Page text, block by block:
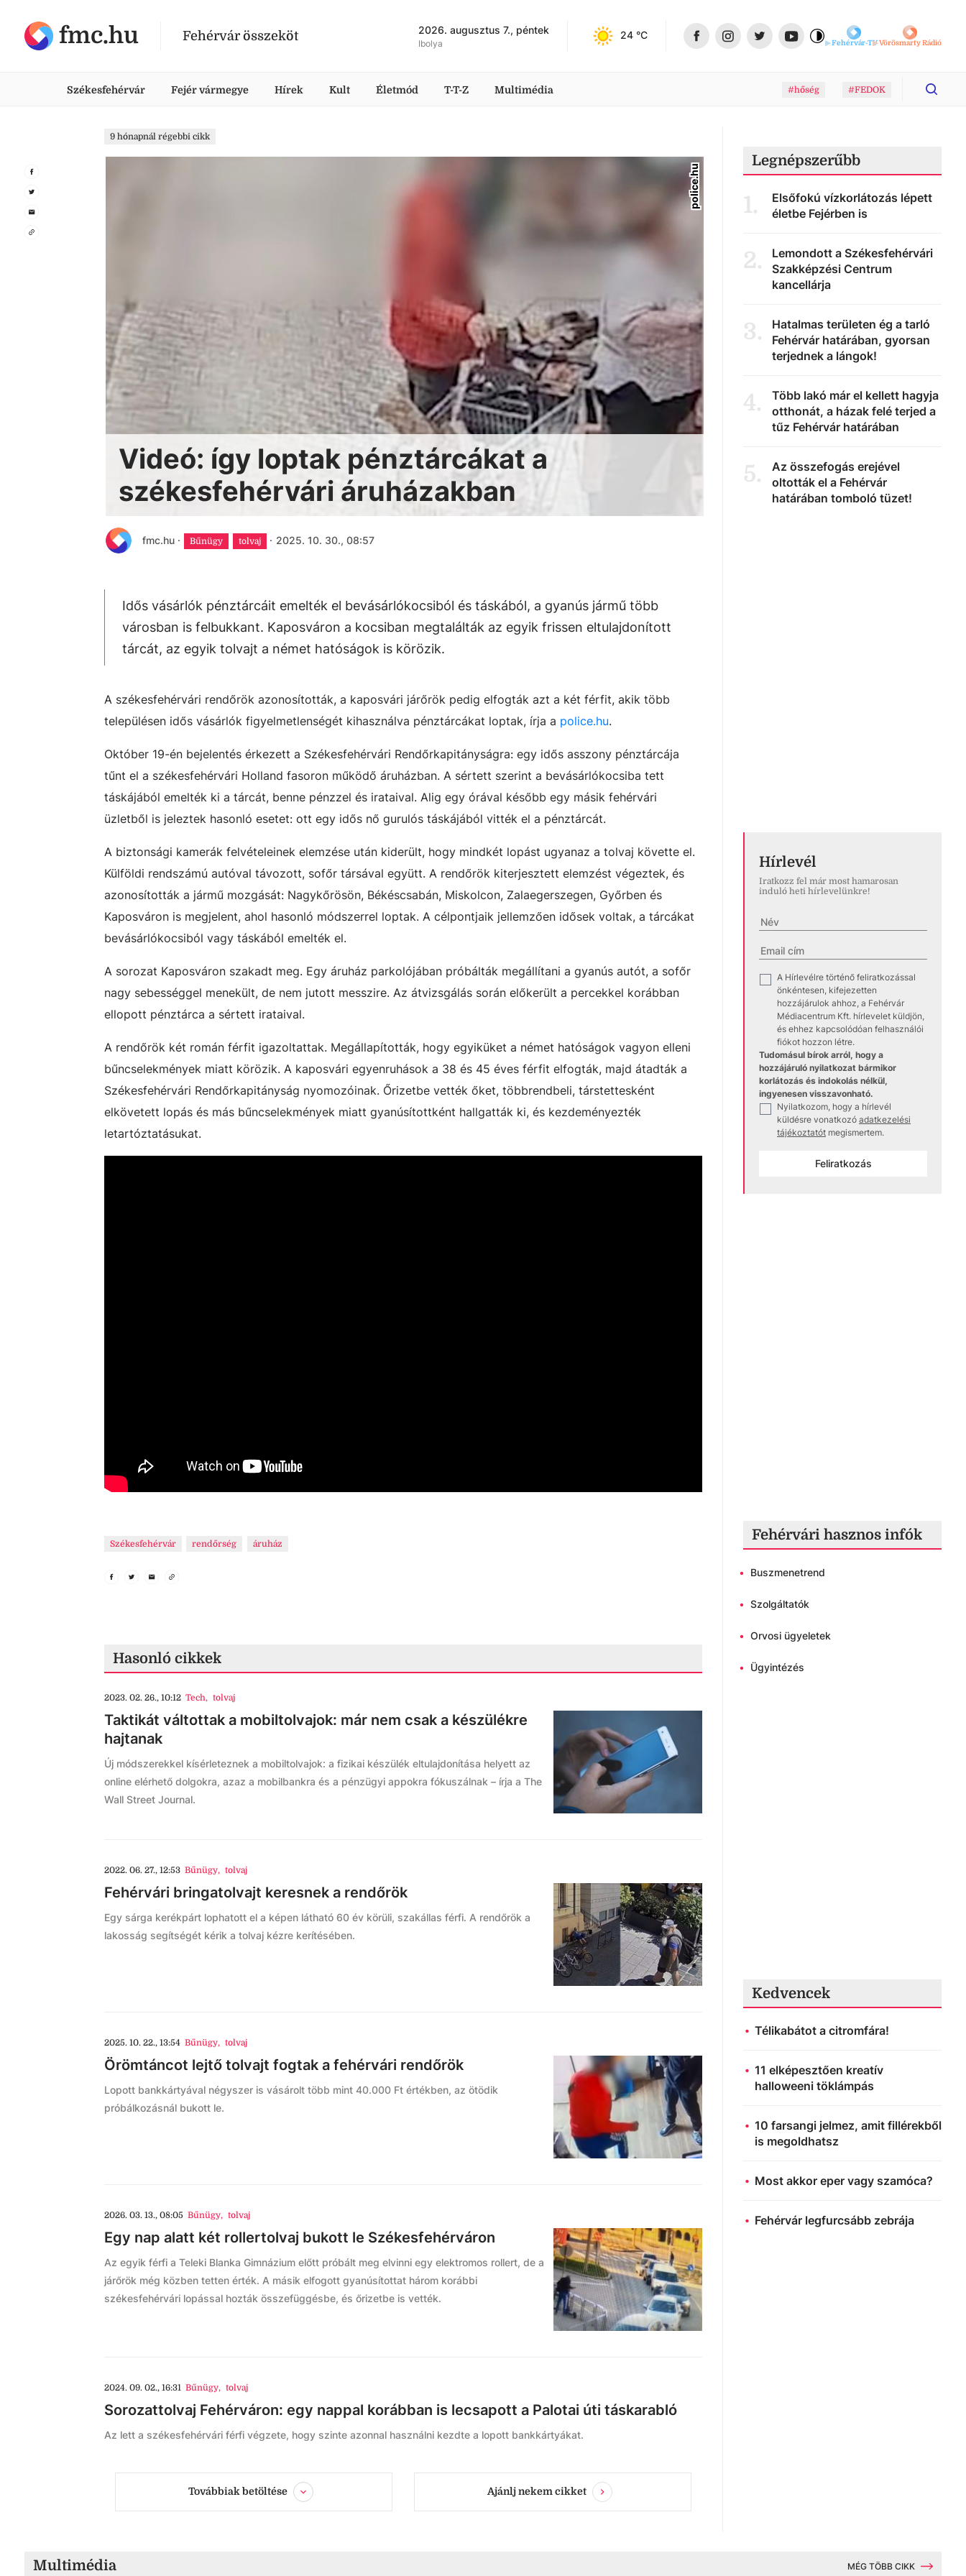
fmc.hu Fehérvár összeköt 2026. augusztus 7., péntek
Ibolya
24 °C
Fehérvár-TVVörösmarty Rádió
Székesfehérvár Fejér vármegye Hírek Kult Életmód T-T-Z Multimédia #hőség #FEDOK
9 hónapnál régebbi cikk
police.hu
Videó: így loptak pénztárcákat a
székesfehérvári áruházakban
fmc.hu · Bűnügy tolvaj · 2025. 10. 30., 08:57
Idős vásárlók pénztárcáit emelték el bevásárlókocsiból és táskából, a gyanús jármű több
városban is felbukkant. Kaposváron a kocsiban megtalálták az egyik frissen eltulajdonított
tárcát, az egyik tolvajt a német hatóságok is körözik.
A székesfehérvári rendőrök azonosították, a kaposvári járőrök pedig elfogták azt a két férfit, akik több
településen idős vásárlók figyelmetlenségét kihasználva pénztárcákat loptak, írja a police.hu.
Október 19-én bejelentés érkezett a Székesfehérvári Rendőrkapitányságra: egy idős asszony pénztárcája
tűnt el a székesfehérvári Holland fasoron működő áruházban. A sértett szerint a bevásárlókocsiba tett
táskájából emelték ki a tárcát, benne pénzzel és irataival. Alig egy órával később egy másik fehérvári
üzletből is jeleztek hasonló esetet: ott egy idős nő gurulós táskájából vitték el a pénztárcát.
A biztonsági kamerák felvételeinek elemzése után kiderült, hogy mindkét lopást ugyanaz a tolvaj követte el.
Külföldi rendszámú autóval távozott, sofőr társával együtt. A rendőrök kiterjesztett elemzést végeztek, és
azonosították a jármű mozgását: Nagykőrösön, Békéscsabán, Miskolcon, Zalaegerszegen, Győrben és
Kaposváron is megjelent, ahol hasonló módszerrel loptak. A célpontjaik jellemzően idősek voltak, a tárcákat
bevásárlókocsiból vagy táskából emelték el.
A sorozat Kaposváron szakadt meg. Egy áruház parkolójában próbálták megállítani a gyanús autót, a sofőr
nagy sebességgel menekült, de nem jutott messzire. Az átvizsgálás során előkerült a percekkel korábban
ellopott pénztárca a sértett irataival.
A rendőrök két román férfit igazoltattak. Megállapították, hogy egyiküket a német hatóságok vagyon elleni
bűncselekmények miatt körözik. A kaposvári egyenruhások a 38 és 45 éves férfit elfogták, majd átadták a
Székesfehérvári Rendőrkapitányság nyomozóinak. Őrizetbe vették őket, többrendbeli, társtettesként
elkövetett lopás és más bűncselekmények miatt gyanúsítottként hallgatták ki, és kezdeményezték
letartóztatásukat.
Székesfehérvár rendőrség áruház
Hasonló cikkek
2023. 02. 26., 10:12 Tech, tolvaj
Taktikát váltottak a mobiltolvajok: már nem csak a készülékre
hajtanak
Új módszerekkel kísérleteznek a mobiltolvajok: a fizikai készülék eltulajdonítása helyett az
online elérhető dolgokra, azaz a mobilbankra és a pénzügyi appokra fókuszálnak – írja a The
Wall Street Journal.
2022. 06. 27., 12:53 Bűnügy, tolvaj
Fehérvári bringatolvajt keresnek a rendőrök
Egy sárga kerékpárt lophatott el a képen látható 60 év körüli, szakállas férfi. A rendőrök a
lakosság segítségét kérik a tolvaj kézre kerítésében.
2025. 10. 22., 13:54 Bűnügy, tolvaj
Örömtáncot lejtő tolvajt fogtak a fehérvári rendőrök
Lopott bankkártyával négyszer is vásárolt több mint 40.000 Ft értékben, az ötödik
próbálkozásnál bukott le.
2026. 03. 13., 08:05 Bűnügy, tolvaj
Egy nap alatt két rollertolvaj bukott le Székesfehérváron
Az egyik férfi a Teleki Blanka Gimnázium előtt próbált meg elvinni egy elektromos rollert, de a
járőrök még közben tetten érték. A másik elfogott gyanúsítottat három korábbi
székesfehérvári lopással hozták összefüggésbe, és őrizetbe is vették.
2024. 09. 02., 16:31 Bűnügy, tolvaj
Sorozattolvaj Fehérváron: egy nappal korábban is lecsapott a Palotai úti táskarabló
Az lett a székesfehérvári férfi végzete, hogy szinte azonnal használni kezdte a lopott bankkártyákat.
Továbbiak betöltése Ajánlj nekem cikket
Legnépszerűbb
1.
Elsőfokú vízkorlátozás lépett
életbe Fejérben is
2.
Lemondott a Székesfehérvári
Szakképzési Centrum
kancellárja
3.
Hatalmas területen ég a tarló
Fehérvár határában, gyorsan
terjednek a lángok!
4.
Több lakó már el kellett hagyja
otthonát, a házak felé terjed a
tűz Fehérvár határában
5.
Az összefogás erejével
oltották el a Fehérvár
határában tomboló tüzet!
Hírlevél
Iratkozz fel már most hamarosan
induló heti hírlevelünkre!
A Hírlevélre történő feliratkozással
önkéntesen, kifejezetten
hozzájárulok ahhoz, a Fehérvár
Médiacentrum Kft. hírlevelet küldjön,
és ehhez kapcsolódóan felhasználói
fiókot hozzon létre.
Tudomásul bírok arról, hogy a
hozzájáruló nyilatkozat bármikor
korlátozás és indokolás nélkül,
ingyenesen visszavonható.
Nyilatkozom, hogy a hírlevél
küldésre vonatkozó adatkezelési
tájékoztatót megismertem.
Feliratkozás
Fehérvári hasznos infók
• Buszmenetrend
• Szolgáltatók
• Orvosi ügyeletek
• Ügyintézés
Kedvencek
Télikabátot a citromfára!
11 elképesztően kreatív
halloweeni töklámpás
10 farsangi jelmez, amit fillérekből
is megoldhatsz
Most akkor eper vagy szamóca?
Fehérvár legfurcsább zebrája
Multimédia MÉG TÖBB CIKK